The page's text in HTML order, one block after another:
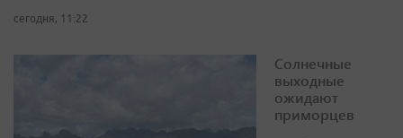
сегодня, 11:22
Солнечные
выходные
ожидают
приморцев